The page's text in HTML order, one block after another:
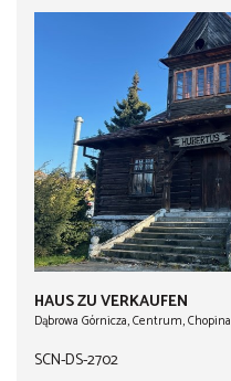
HAUS ZU VERKAUFEN
Dąbrowa Górnicza, Centrum, Chopina
SCN-DS-2702